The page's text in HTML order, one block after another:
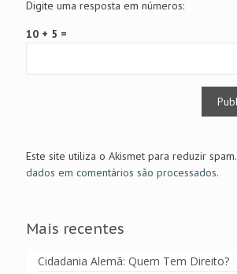
Digite uma resposta em números:
10 + 5 =
Este site utiliza o Akismet para reduzir spam.
dados em comentários são processados.
Mais recentes
Cidadania Alemã: Quem Tem Direito?